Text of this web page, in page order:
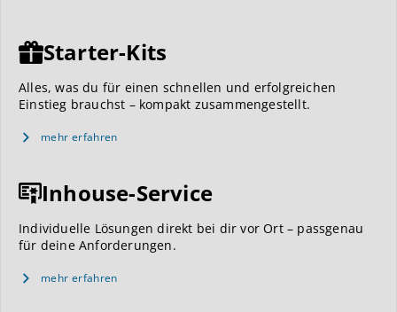
Starter-Kits
Alles, was du für einen schnellen und erfolgreichen
Einstieg brauchst – kompakt zusammengestellt.
mehr erfahren
Inhouse-Service
Individuelle Lösungen direkt bei dir vor Ort – passgenau
für deine Anforderungen.
mehr erfahren